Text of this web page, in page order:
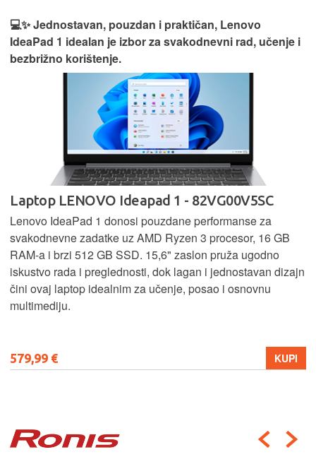
💻✨ Jednostavan, pouzdan i praktičan, Lenovo
IdeaPad 1 idealan je izbor za svakodnevni rad, učenje i
bezbrižno korištenje.
Laptop LENOVO Ideapad 1 - 82VG00V5SC
Lenovo IdeaPad 1 donosi pouzdane performanse za
svakodnevne zadatke uz AMD Ryzen 3 procesor, 16 GB
RAM-a i brzi 512 GB SSD. 15,6" zaslon pruža ugodno
iskustvo rada i preglednosti, dok lagan i jednostavan dizajn
čini ovaj laptop idealnim za učenje, posao i osnovnu
multimediju.
579,99 € KUPI